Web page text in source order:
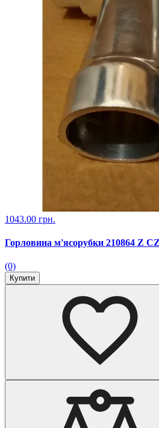
1043.00 грн.
Горловина м'ясорубки 210864 Z
(0)
Купити